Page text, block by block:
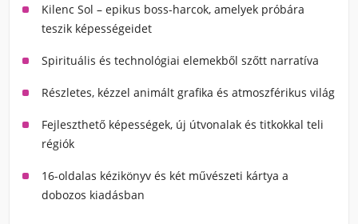
Kilenc Sol – epikus boss-harcok, amelyek próbára
teszik képességeidet
Spirituális és technológiai elemekből szőtt narratíva
Részletes, kézzel animált grafika és atmoszférikus világ
Fejleszthető képességek, új útvonalak és titkokkal teli
régiók
16-oldalas kézikönyv és két művészeti kártya a
dobozos kiadásban